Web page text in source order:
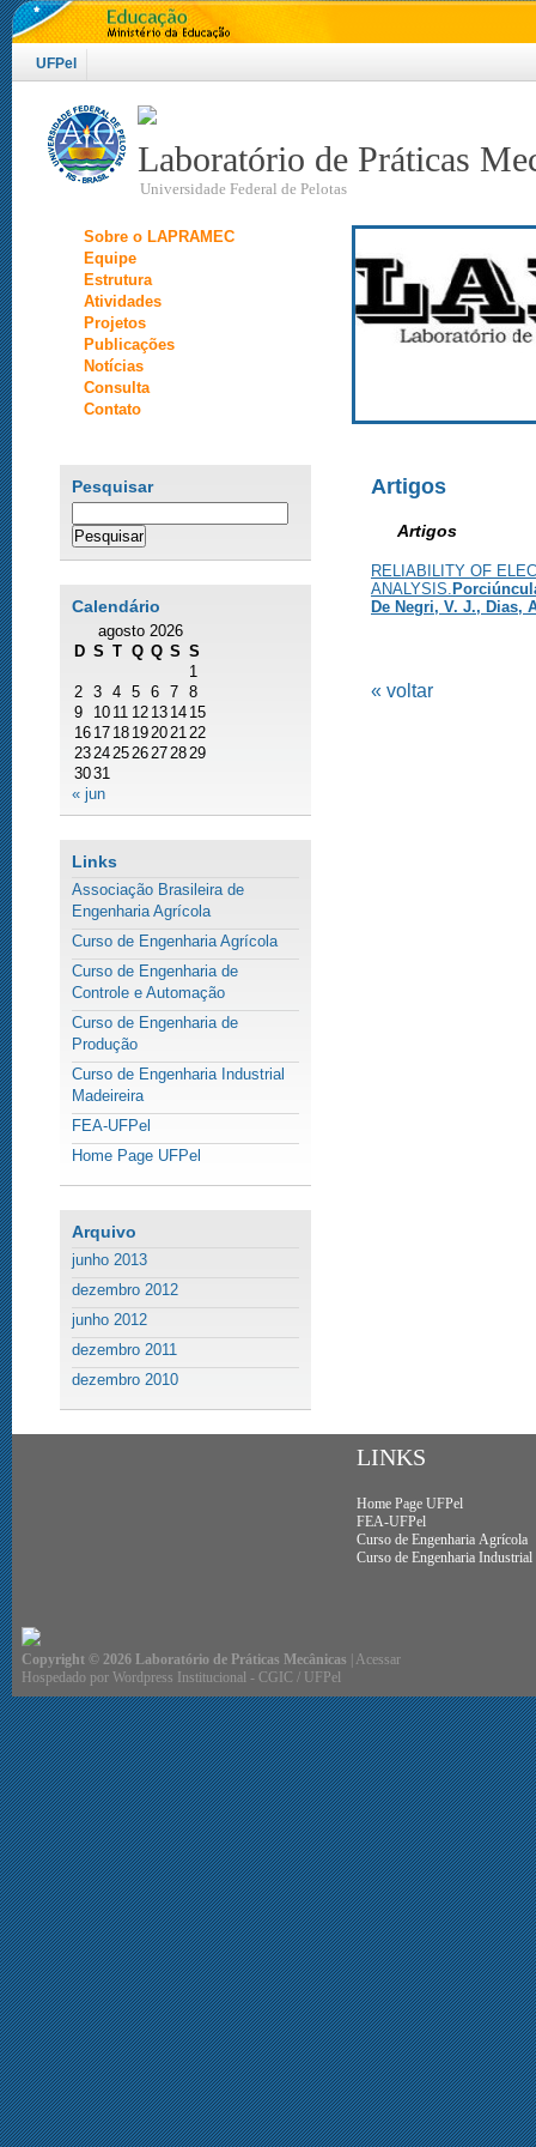
UFPel
Laboratório de Práticas
Universidade Federal de Pelotas
Sobre o LAPRAMEC
Equipe
Estrutura
Atividades
Projetos
Publicações
Notícias
Consulta
Contato
Pesquisar
por:
Calendário
agosto 2026
D S T Q Q S S
1
2 3 4 5 6 7 8
9
10 11 12 13 14 15
16 17 18 19202122
23242526272829
3031
« jun
Links
Associação Brasileira de
Engenharia Agrícola
Curso de Engenharia Agrícola
Curso de Engenharia de
Controle e Automação
Curso de Engenharia de
Produção
Curso de Engenharia Industrial
Madeireira
FEA-UFPel
Home Page UFPel
Arquivo
junho 2013
dezembro 2012
junho 2012
dezembro 2011
dezembro 2010
Artigos
Artigos
RELIABILITY OF
ANALYSIS.
De Negri, V. J., Dias,
« voltar
LINKS
Home Page UFPel
FEA-UFPel
Curso de Engenharia Agrícola
Curso de Engenharia
Copyright © 2026 Laboratório de Práticas Mecânicas
Acessar
Hospedado por Wordpress Institucional - CGIC / UFPel